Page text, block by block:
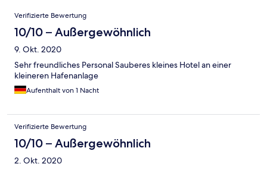
Bewertungen
Verifizierte Bewertung
10/10 – Außergewöhnlich
9. Okt. 2020
Sehr freundliches Personal Sauberes kleines Hotel an einer
kleineren Hafenanlage
Aufenthalt von 1 Nacht
Verifizierte Bewertung
10/10 – Außergewöhnlich
2. Okt. 2020